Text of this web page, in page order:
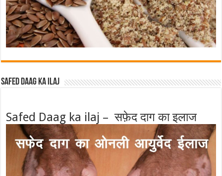
Safed Daag ka ilaj
Safed Daag ka ilaj – सफ़ेद दाग का इलाज